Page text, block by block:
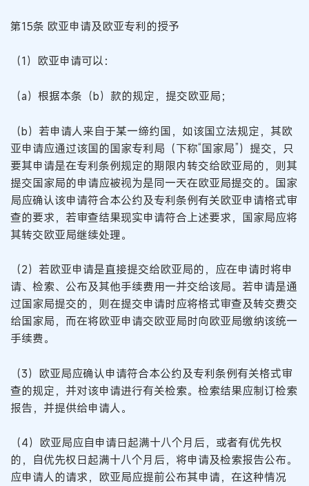
第15条 欧亚申请及欧亚专利的授予
（1）欧亚申请可以：
（a）根据本条（b）款的规定，提交欧亚局；
（b）若申请人来自于某一缔约国，如该国立法规定，其欧
亚申请应通过该国的国家专利局（下称“国家局”）提交，只
要其申请是在专利条例规定的期限内转交给欧亚局的，则其
提交国家局的申请应被视为是同一天在欧亚局提交的。国家
局应确认该申请符合本公约及专利条例有关欧亚申请格式审
查的要求，若审查结果现实申请符合上述要求，国家局应将
其转交欧亚局继续处理。
（2）若欧亚申请是直接提交给欧亚局的，应在申请时将申
请、检索、公布及其他手续费用一并交给该局。若申请是通
过国家局提交的，则在提交申请时应将格式审查及转交费交
给国家局，而在将欧亚申请交欧亚局时向欧亚局缴纳该统一
手续费。
（3）欧亚局应确认申请符合本公约及专利条例有关格式审
查的规定，并对该申请进行有关检索。检索结果应制订检索
报告，并提供给申请人。
（4）欧亚局应自申请日起满十八个月后，或者有优先权
的，自优先权日起满十八个月后，将申请及检索报告公布。
应申请人的请求，欧亚局应提前公布其申请，在这种情况